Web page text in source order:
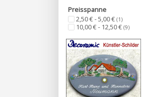
Preisspanne
2,50 € - 5,00 € (1)
10,00 € - 12,50 € (9)